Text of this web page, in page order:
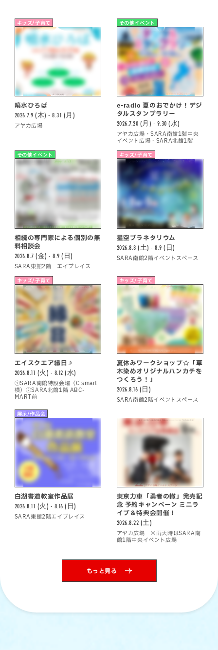
キッズ/子育て
噴水ひろば
2026.7.9 (木) - 8.31 (月)
アヤカ広場
その他イベント
e-radio 夏のおでかけ！デジ
タルスタンプラリー
2026.7.20 (月) - 9.30 (水)
アヤカ広場・SARA南館1階中央
イベント広場・SARA北館1階
その他イベント
相続の専門家による個別の無
料相談会
2026.8.7 (金) - 8.9 (日)
SARA東館2階 エイプレイス
キッズ/子育て
星空プラネタリウム
2026.8.8 (土) - 8.9 (日)
SARA南館2階イベントスペース
キッズ/子育て
エイスクエア縁日♪
2026.8.11 (火) - 8.12 (水)
①SARA南館特設会場（C smart
横）②SARA北館1階 ABC-
MART前
キッズ/子育て
夏休みワークショップ☆「草
木染めオリジナルハンカチを
つくろう！」
2026.8.16 (日)
SARA南館2階イベントスペース
展示/作品会
白湖書道教室作品展
2026.8.11 (火) - 8.16 (日)
SARA東館2階エイプレイス
東京力車「勇者の轍」発売記
念 予約キャンペーン ミニラ
イブ＆特典会開催！
2026.8.22 (土)
アヤカ広場 ※雨天時はSARA南
館1階中央イベント広場
もっと見る